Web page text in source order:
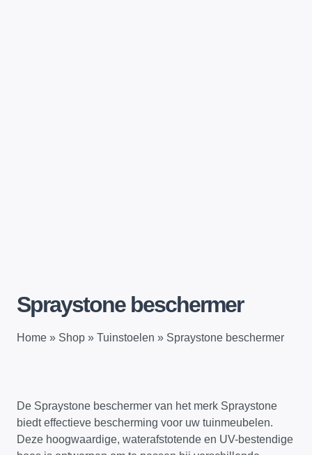
Spraystone beschermer
Home » Shop » Tuinstoelen » Spraystone beschermer
De Spraystone beschermer van het merk Spraystone
biedt effectieve bescherming voor uw tuinmeubelen.
Deze hoogwaardige, waterafstotende en UV-bestendige